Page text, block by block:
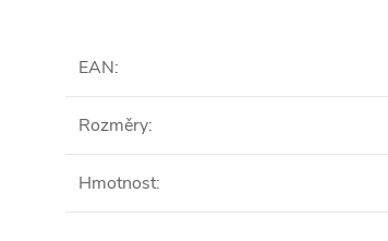
EAN:
Rozměry:
Hmotnost: